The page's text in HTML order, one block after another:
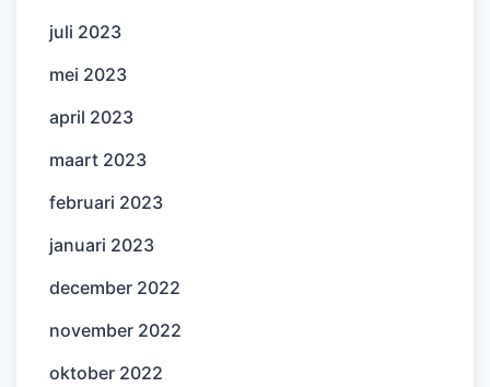
juli 2023
mei 2023
april 2023
maart 2023
februari 2023
januari 2023
december 2022
november 2022
oktober 2022